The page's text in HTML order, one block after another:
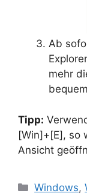
Ab
mehr
Tipp:
[Win]+[E], so
Ansicht
Kategorien
Windows,